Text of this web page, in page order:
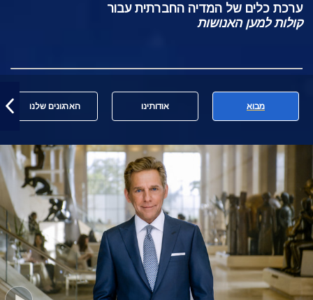
ערכת כלים של המדיה החברתית עבור
קולות למען האנושות
מבוא אודותינו הארגונים שלנו